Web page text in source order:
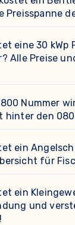
Preisspanne
eine 30
Alle Preise
Nummer
hinter den
ein
für
ein
und